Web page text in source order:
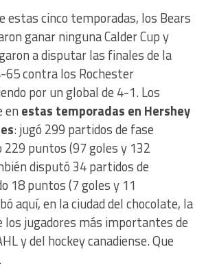
estas cinco temporadas, los Bears
ganar ninguna Calder Cup y
a disputar las finales de la
contra los Rochester
por un global de 4-1. Los
en estas temporadas en Hershey
: jugó 299 partidos de fase
229 puntos (97 goles y 132
disputó 34 partidos de
18 puntos (7 goles y 11
aquí, en la ciudad del chocolate, la
los jugadores más importantes de
y del hockey canadiense. Que